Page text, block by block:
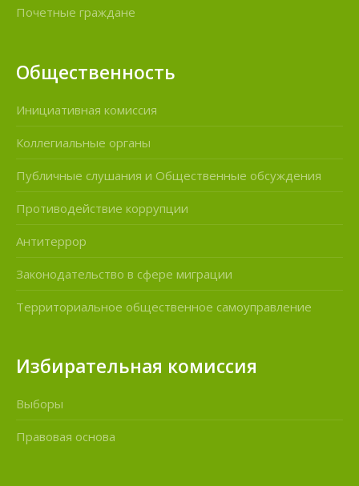
Почетные граждане
Общественность
Инициативная комиссия
Коллегиальные органы
Публичные слушания и Общественные обсуждения
Противодействие коррупции
Антитеррор
Законодательство в сфере миграции
Территориальное общественное самоуправление
Избирательная комиссия
Выборы
Правовая основа